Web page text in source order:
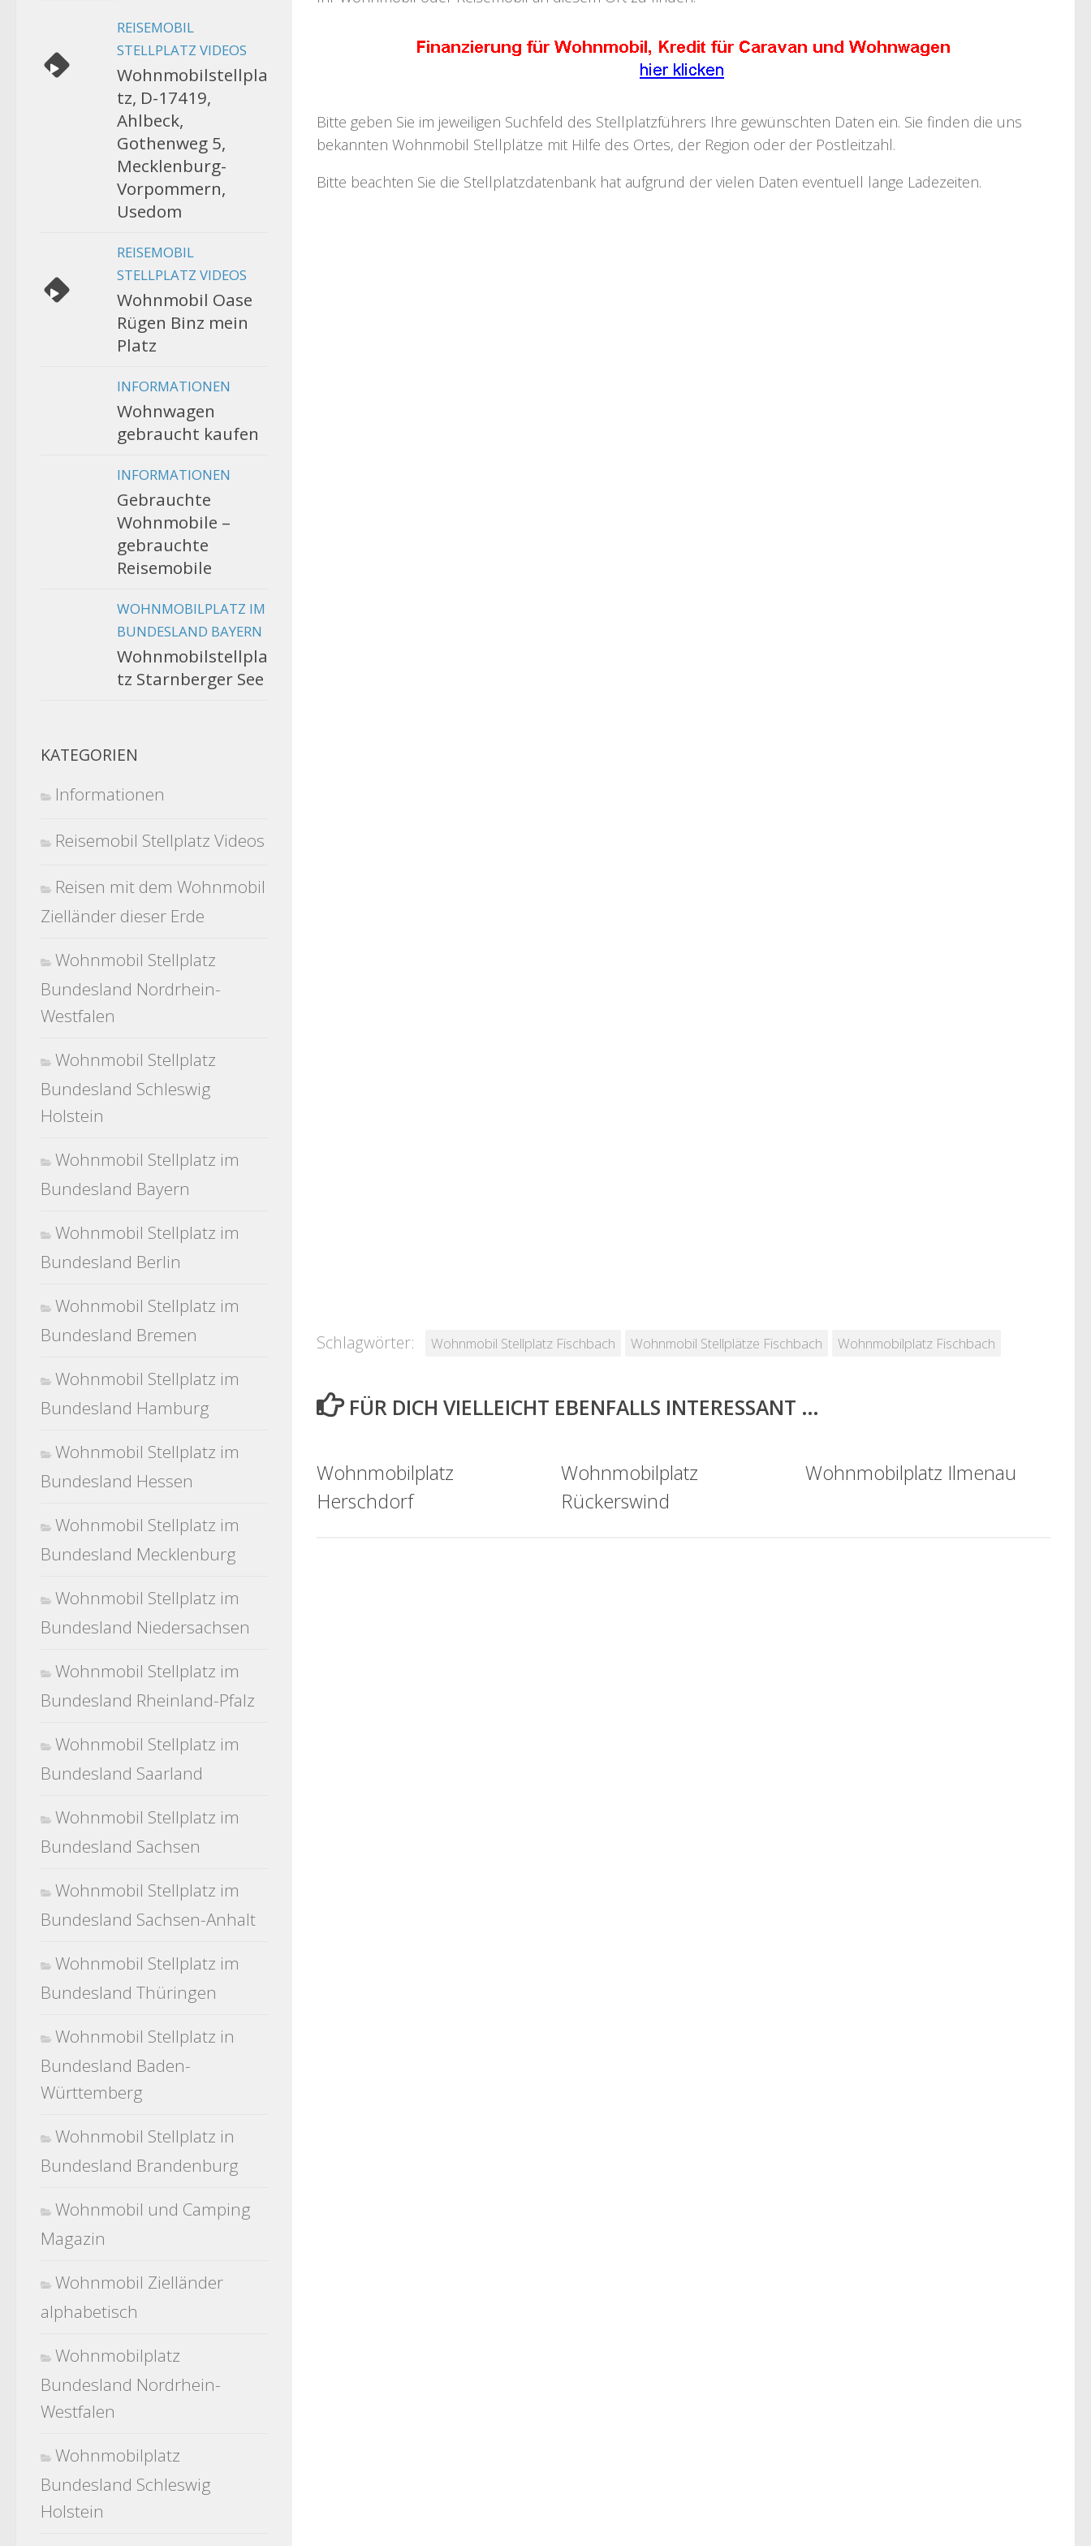
Bitte geben Sie im jeweiligen Suchfeld des Stellplatzführers Ihre gewünschten Daten ein. Sie finden die uns
bekannten Wohnmobil Stellplätze mit Hilfe des Ortes, der Region oder der Postleitzahl.
Bitte beachten Sie die Stellplatzdatenbank hat aufgrund der vielen Daten eventuell lange Ladezeiten.
Schlagwörter: Wohnmobil Stellplatz Fischbach Wohnmobil Stellplätze Fischbach Wohnmobilplatz Fischbach
FÜR DICH VIELLEICHT EBENFALLS INTERESSANT …
Wohnmobilplatz
Herschdorf
Wohnmobilplatz
Rückerswind
Wohnmobilplatz Ilmenau
REISEMOBIL
STELLPLATZ VIDEOS
Wohnmobilstellpla
tz, D-17419,
Ahlbeck,
Gothenweg 5,
Mecklenburg-
Vorpommern,
Usedom
REISEMOBIL
STELLPLATZ VIDEOS
Wohnmobil Oase
Rügen Binz mein
Platz
INFORMATIONEN
Wohnwagen
gebraucht kaufen
INFORMATIONEN
Gebrauchte
Wohnmobile –
gebrauchte
Reisemobile
WOHNMOBILPLATZ IM
BUNDESLAND BAYERN
Wohnmobilstellpla
tz Starnberger See
KATEGORIEN
Informationen
Reisemobil Stellplatz Videos
Reisen mit dem Wohnmobil
Zielländer dieser Erde
Wohnmobil Stellplatz
Bundesland Nordrhein-
Westfalen
Wohnmobil Stellplatz
Bundesland Schleswig
Holstein
Wohnmobil Stellplatz im
Bundesland Bayern
Wohnmobil Stellplatz im
Bundesland Berlin
Wohnmobil Stellplatz im
Bundesland Bremen
Wohnmobil Stellplatz im
Bundesland Hamburg
Wohnmobil Stellplatz im
Bundesland Hessen
Wohnmobil Stellplatz im
Bundesland Mecklenburg
Wohnmobil Stellplatz im
Bundesland Niedersachsen
Wohnmobil Stellplatz im
Bundesland Rheinland-Pfalz
Wohnmobil Stellplatz im
Bundesland Saarland
Wohnmobil Stellplatz im
Bundesland Sachsen
Wohnmobil Stellplatz im
Bundesland Sachsen-Anhalt
Wohnmobil Stellplatz im
Bundesland Thüringen
Wohnmobil Stellplatz in
Bundesland Baden-
Württemberg
Wohnmobil Stellplatz in
Bundesland Brandenburg
Wohnmobil und Camping
Magazin
Wohnmobil Zielländer
alphabetisch
Wohnmobilplatz
Bundesland Nordrhein-
Westfalen
Wohnmobilplatz
Bundesland Schleswig
Holstein